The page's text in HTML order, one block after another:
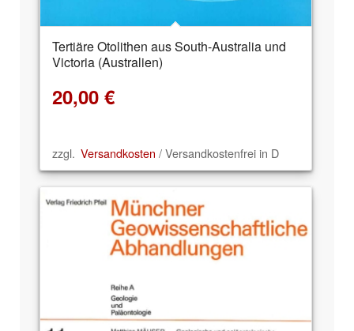
Tertiäre Otolithen aus South-Australia und
Victoria (Australien)
20,00 €
zzgl. Versandkosten / Versandkostenfrei in D